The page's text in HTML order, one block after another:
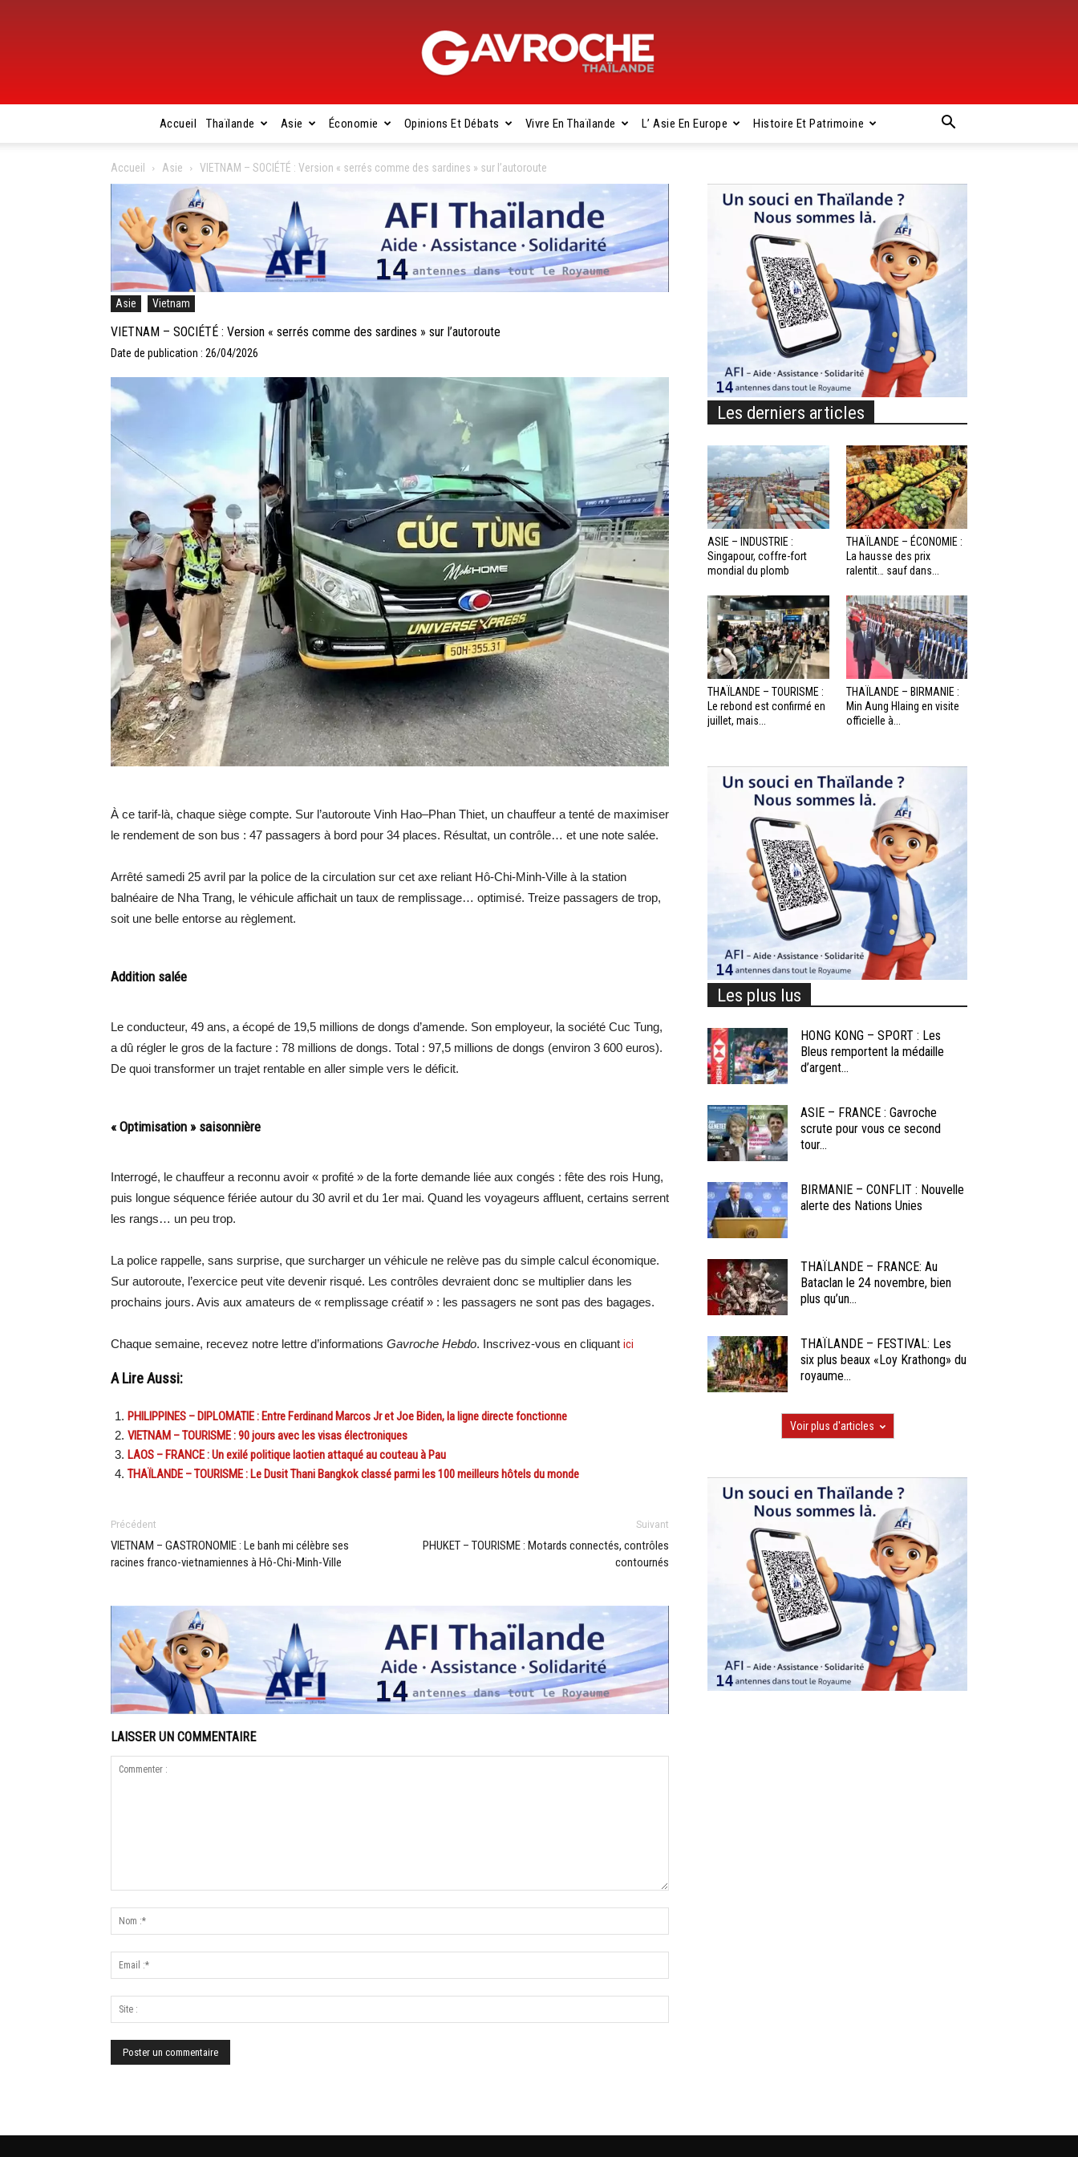
Gavroche
Thaïlande
Accueil Thaïlande Asie Économie Opinions Et Débats Vivre En Thaïlande L’ Asie En Europe Histoire Et Patrimoine
Accueil Asie VIETNAM – SOCIÉTÉ : Version « serrés comme des sardines » sur l’autoroute
Asie Vietnam
VIETNAM – SOCIÉTÉ : Version « serrés comme des sardines » sur l’autoroute
Date de publication : 26/04/2026
À ce tarif-là, chaque siège compte. Sur l’autoroute Vinh Hao–Phan Thiet, un chauffeur a tenté de maximiser
le rendement de son bus : 47 passagers à bord pour 34 places. Résultat, un contrôle… et une note salée.
Arrêté samedi 25 avril par la police de la circulation sur cet axe reliant Hô-Chi-Minh-Ville à la station
balnéaire de Nha Trang, le véhicule affichait un taux de remplissage… optimisé. Treize passagers de trop,
soit une belle entorse au règlement.
Addition salée
Le conducteur, 49 ans, a écopé de 19,5 millions de dongs d’amende. Son employeur, la société Cuc Tung,
a dû régler le gros de la facture : 78 millions de dongs. Total : 97,5 millions de dongs (environ 3 600 euros).
De quoi transformer un trajet rentable en aller simple vers le déficit.
« Optimisation » saisonnière
Interrogé, le chauffeur a reconnu avoir « profité » de la forte demande liée aux congés : fête des rois Hung,
puis longue séquence fériée autour du 30 avril et du 1er mai. Quand les voyageurs affluent, certains serrent
les rangs… un peu trop.
La police rappelle, sans surprise, que surcharger un véhicule ne relève pas du simple calcul économique.
Sur autoroute, l’exercice peut vite devenir risqué. Les contrôles devraient donc se multiplier dans les
prochains jours. Avis aux amateurs de « remplissage créatif » : les passagers ne sont pas des bagages.
Chaque semaine, recevez notre lettre d’informations Gavroche Hebdo. Inscrivez-vous en cliquant ici
A Lire Aussi:
PHILIPPINES – DIPLOMATIE : Entre Ferdinand Marcos Jr et Joe Biden, la ligne directe fonctionne
VIETNAM – TOURISME : 90 jours avec les visas électroniques
LAOS – FRANCE : Un exilé politique laotien attaqué au couteau à Pau
THAÏLANDE – TOURISME : Le Dusit Thani Bangkok classé parmi les 100 meilleurs hôtels du monde
Précédent
VIETNAM – GASTRONOMIE : Le banh mi célèbre ses
racines franco-vietnamiennes à Hô-Chi-Minh-Ville
Suivant
PHUKET – TOURISME : Motards connectés, contrôles
contournés
LAISSER UN COMMENTAIRE
Les derniers articles
ASIE – INDUSTRIE :
Singapour, coffre-fort
mondial du plomb
THAÏLANDE – ÉCONOMIE :
La hausse des prix
ralentit… sauf dans...
THAÏLANDE – TOURISME :
Le rebond est confirmé en
juillet, mais...
THAÏLANDE – BIRMANIE :
Min Aung Hlaing en visite
officielle à...
Les plus lus
HONG KONG – SPORT : Les
Bleus remportent la médaille
d’argent...
ASIE – FRANCE : Gavroche
scrute pour vous ce second
tour...
BIRMANIE – CONFLIT : Nouvelle
alerte des Nations Unies
THAÏLANDE – FRANCE: Au
Bataclan le 24 novembre, bien
plus qu’un...
THAÏLANDE – FESTIVAL: Les
six plus beaux «Loy Krathong» du
royaume...
Voir plus d'articles